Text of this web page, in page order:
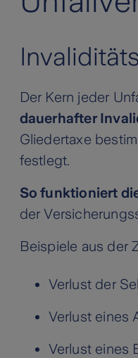
Der Kern jeder
dauerhafter
Gliedertaxe
festlegt.
So funktioniert
der
Beispiele aus der
Verlust der
Verlust eines
Verlust eines